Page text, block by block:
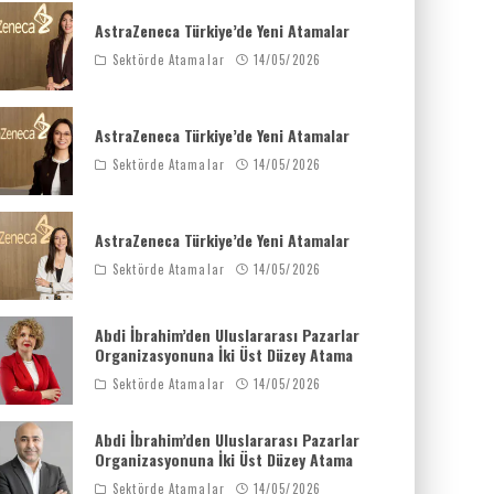
AstraZeneca Türkiye’de Yeni Atamalar
Sektörde Atamalar 14/05/2026
AstraZeneca Türkiye’de Yeni Atamalar
Sektörde Atamalar 14/05/2026
AstraZeneca Türkiye’de Yeni Atamalar
Sektörde Atamalar 14/05/2026
Abdi İbrahim’den Uluslararası Pazarlar
Organizasyonuna İki Üst Düzey Atama
Sektörde Atamalar 14/05/2026
Abdi İbrahim’den Uluslararası Pazarlar
Organizasyonuna İki Üst Düzey Atama
Sektörde Atamalar 14/05/2026